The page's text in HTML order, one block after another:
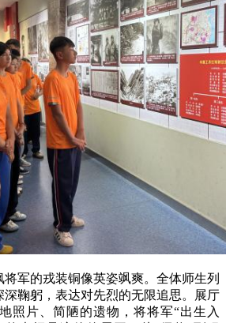
的戎装铜像英姿飒爽。全体师生列
深鞠躬，表达对先烈的无限追思。展厅
照片、简陋的遗物，将将军“出生入